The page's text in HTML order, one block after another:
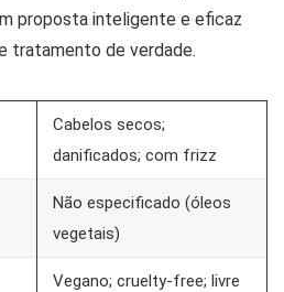
proposta inteligente e eficaz
tratamento de verdade.
Cabelos secos;
danificados; com frizz
Não especificado (óleos
vegetais)
Vegano; cruelty-free; livre